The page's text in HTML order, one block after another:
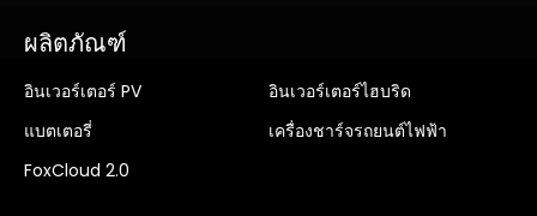
ผลิตภัณฑ์
อินเวอร์เตอร์ PV
อินเวอร์เตอร์ไฮบริด
แบตเตอรี่
เครื่องชาร์จรถยนต์ไฟฟ้า
FoxCloud 2.0